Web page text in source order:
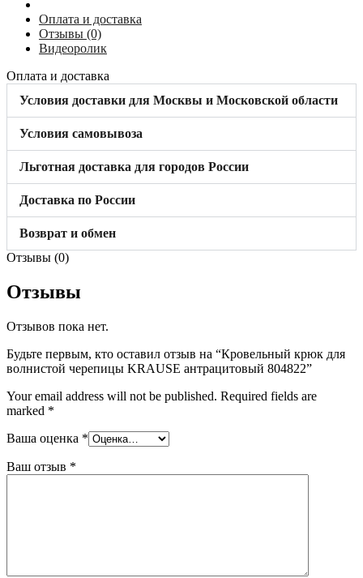
804822
Оплата и доставка
Отзывы (0)
Видеоролик
Оплата и доставка
Условия доставки для Москвы и Московской области
Условия самовывоза
Льготная доставка для городов России
Доставка по России
Возврат и обмен
Отзывы (0)
Отзывы
Отзывов пока нет.
Будьте первым, кто оставил отзыв на “Кровельный крюк для
волнистой черепицы KRAUSE антрацитовый 804822”
Your email address will not be published. Required fields are
marked *
Ваша оценка *
Ваш отзыв *